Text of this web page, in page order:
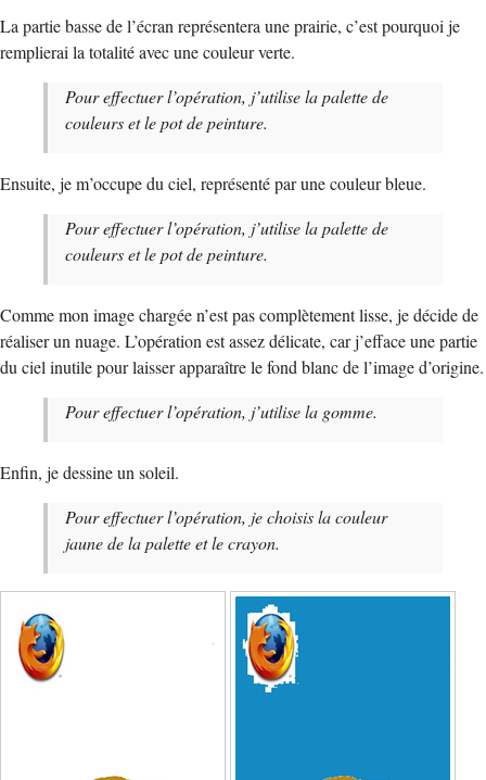
La partie basse de l’écran représentera une prairie, c’est pourquoi je
remplierai la totalité avec une couleur verte.
Pour effectuer l’opération, j’utilise la palette de
couleurs et le pot de peinture.
Ensuite, je m’occupe du ciel, représenté par une couleur bleue.
Pour effectuer l’opération, j’utilise la palette de
couleurs et le pot de peinture.
Comme mon image chargée n’est pas complètement lisse, je décide de
réaliser un nuage. L’opération est assez délicate, car j’efface une partie
du ciel inutile pour laisser apparaître le fond blanc de l’image d’origine.
Pour effectuer l’opération, j’utilise la gomme.
Enfin, je dessine un soleil.
Pour effectuer l’opération, je choisis la couleur
jaune de la palette et le crayon.